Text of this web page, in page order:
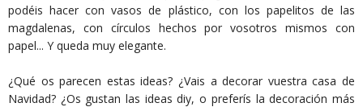
podéis hacer con vasos de plástico, con los papelitos de las
magdalenas, con círculos hechos por vosotros mismos con
papel... Y queda muy elegante.
¿Qué os parecen estas ideas? ¿Vais a decorar vuestra casa de
Navidad? ¿Os gustan las ideas diy, o preferís la decoración más